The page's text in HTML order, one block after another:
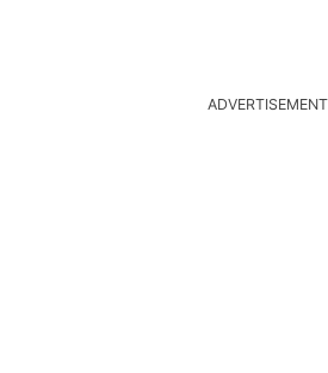
ADVERTISEMENT